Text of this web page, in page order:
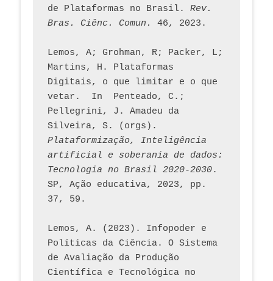
de Plataformas no Brasil. Rev.
Bras. Ciênc. Comun.
Lemos, A; Grohman, R; Packer, L;
Martins, H. Plataformas
Digitais, o que limitar e o que
vetar.  In  Penteado, C.;
Pellegrini, J. Amadeu da
Plataformização, Inteligência
artificial e soberania de dados:
Tecnologia no Brasil 2020-2030.
SP, Ação educativa, 2023, pp.
37, 59.
Lemos, A. (2023). Infopoder e
Políticas da Ciência. O Sistema
de Avaliação da Produção
Científica e Tecnológica no